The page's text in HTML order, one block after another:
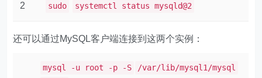
2
sudo
systemctl status mysqld@2
还可以通过MySQL客户端连接到这两个实例：
mysql -u root -p -S
/var/lib/mysql1/mysql